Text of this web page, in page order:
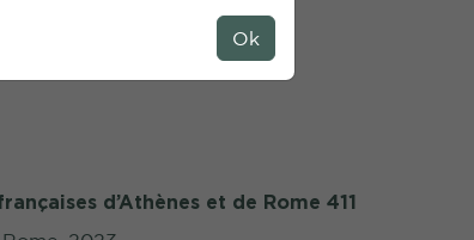
d’Athènes et de Rome 411
Ok